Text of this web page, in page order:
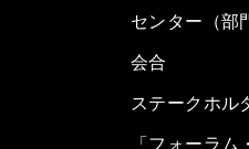
センター（部
会合
ステークホル
「フォーラム